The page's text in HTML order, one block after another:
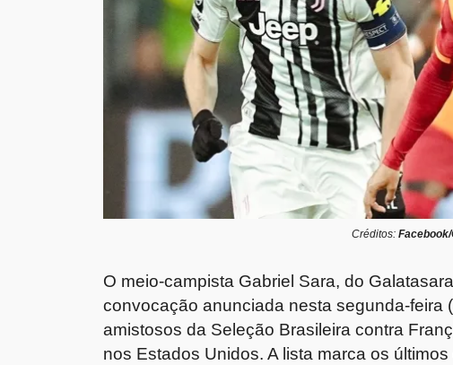
Créditos:
O meio-campista Gabriel Sara, do
convocação anunciada nesta segunda-feira
amistosos da Seleção Brasileira contra
nos Estados Unidos. A lista marca os